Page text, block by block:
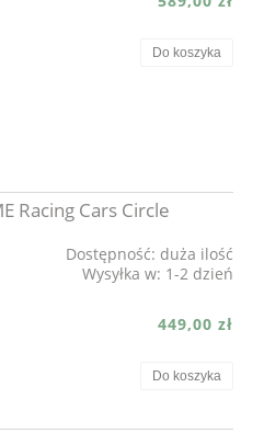
Do koszyka
Racing Cars Circle
Dostępność: duża ilość
Wysyłka w: 1-2 dzień
449,00 zł
Do koszyka